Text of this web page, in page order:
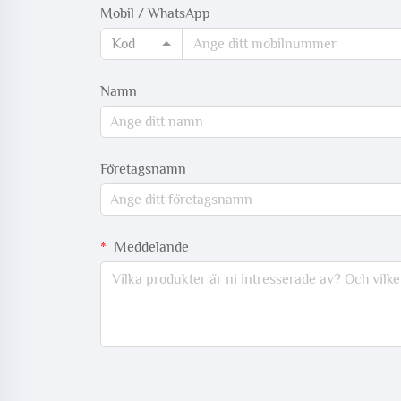
Mobil / WhatsApp
Kod
Namn
Företagsnamn
Meddelande